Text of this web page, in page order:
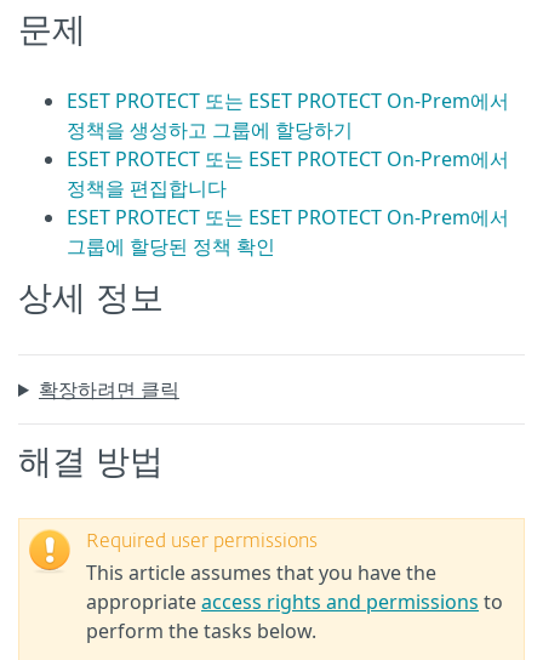
문제
ESET PROTECT 또는 ESET PROTECT On-Prem에서
정책을 생성하고 그룹에 할당하기
ESET PROTECT 또는 ESET PROTECT On-Prem에서
정책을 편집합니다
ESET PROTECT 또는 ESET PROTECT On-Prem에서
그룹에 할당된 정책 확인
상세 정보
확장하려면 클릭
해결 방법
Required user permissions
This article assumes that you have the
appropriateaccess rights and permissions to
perform the tasks below.